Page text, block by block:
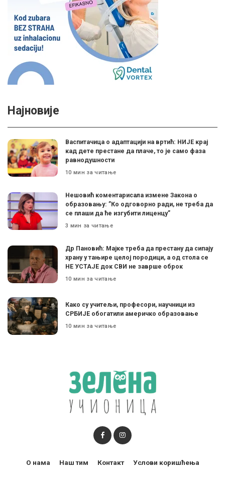
Најновије
Васпитачица о адаптацији на вртић: НИЈЕ крај
кад дете престане да плаче, то је само фаза
равнодушности
10 мин за читање
Нешовић коментарисала измене Закона о
образовању: ”Ко одговорно ради, не треба да
се плаши да ће изгубити лиценцу”
3 мин за читање
Др Пановић: Мајке треба да престану да сипају
храну у тањире целој породици, а од стола се
НЕ УСТАЈЕ док СВИ не заврше оброк
10 мин за читање
Како су учитељи, професори, научници из
СРБИЈЕ обогатили америчко образовање
10 мин за читање
О нама Наш тим Контакт Услови коришћења